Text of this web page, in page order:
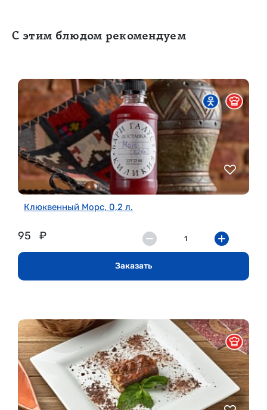
С этим блюдом рекомендуем
Клюквенный Морс, 0,2 л.
95 ₽
Заказать